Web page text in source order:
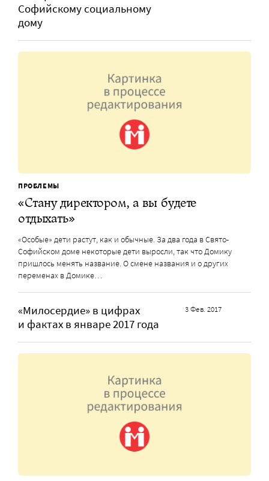
Софийскому социальному
дому
ПРОБЛЕМЫ
«Стану директором, а вы будете
отдыхать»
«Особые» дети растут, как и обычные. За два года в Свято-
Софийском доме некоторые дети выросли, так что Домику
пришлось менять название. О смене названия и о других
переменах в Домике…
«Милосердие» в цифрах
и фактах в январе 2017 года
3 Фев. 2017